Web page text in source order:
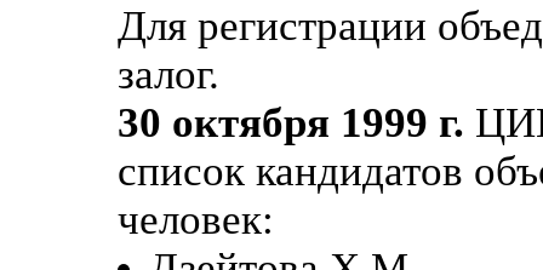
Для регистрации
залог.
30 октября 1999 г.
список кандидатов
человек: